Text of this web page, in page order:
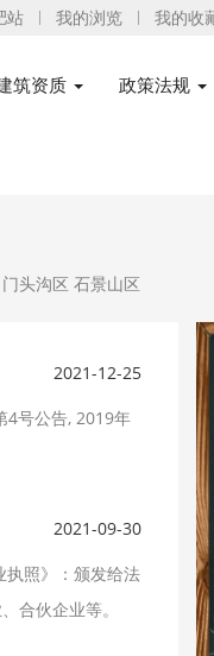
站 我的浏览 我的收
筑资质 政策法规
门头沟区 石景山区
2021-12-25
4号公告, 2019年
2021-09-30
执照》：颁发给法
合伙企业等。